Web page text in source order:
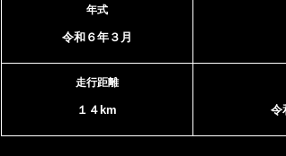
年式
令和６年３月
走行距離
１４km 令